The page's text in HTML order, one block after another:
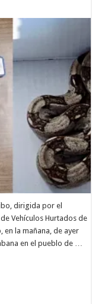
dirigida por el
Vehículos Hurtados de
en la mañana, de ayer
en el pueblo de …